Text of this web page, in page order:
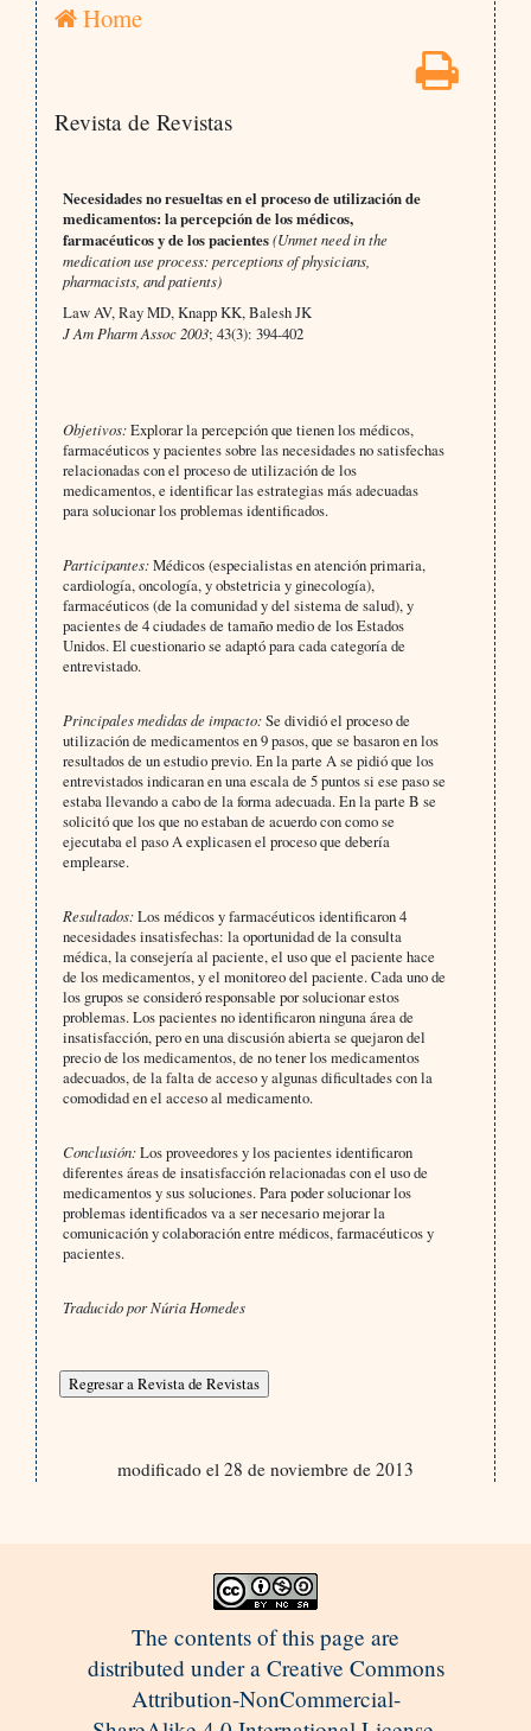
Home
Revista de Revistas
Necesidades no resueltas en el proceso de utilización de
medicamentos: la percepción de los médicos,
farmacéuticos y de los pacientes(Unmet need in the
medication use process: perceptions of physicians,
pharmacists, and patients)
Law AV, Ray MD, Knapp KK, Balesh JK
J Am Pharm Assoc 2003; 43(3): 394-402
Objetivos:Explorar la percepción que tienen los médicos,
farmacéuticos y pacientes sobre las necesidades no satisfechas
relacionadas con el proceso de utilización de los
medicamentos, e identificar las estrategias más adecuadas
para solucionar los problemas identificados.
Participantes:Médicos (especialistas en atención primaria,
cardiología, oncología, y obstetricia y ginecología),
farmacéuticos (de la comunidad y del sistema de salud), y
pacientes de 4 ciudades de tamaño medio de los Estados
Unidos. El cuestionario se adaptó para cada categoría de
entrevistado.
Principales medidas de impacto:Se dividió el proceso de
utilización de medicamentos en 9 pasos, que se basaron en los
resultados de un estudio previo. En la parte A se pidió que los
entrevistados indicaran en una escala de 5 puntos si ese paso se
estaba llevando a cabo de la forma adecuada. En la parte B se
solicitó que los que no estaban de acuerdo con como se
ejecutaba el paso A explicasen el proceso que debería
emplearse.
Resultados:Los médicos y farmacéuticos identificaron 4
necesidades insatisfechas: la oportunidad de la consulta
médica, la consejería al paciente, el uso que el paciente hace
de los medicamentos, y el monitoreo del paciente. Cada uno de
los grupos se consideró responsable por solucionar estos
problemas. Los pacientes no identificaron ninguna área de
insatisfacción, pero en una discusión abierta se quejaron del
precio de los medicamentos, de no tener los medicamentos
adecuados, de la falta de acceso y algunas dificultades con la
comodidad en el acceso al medicamento.
Conclusión:Los proveedores y los pacientes identificaron
diferentes áreas de insatisfacción relacionadas con el uso de
medicamentos y sus soluciones. Para poder solucionar los
problemas identificados va a ser necesario mejorar la
comunicación y colaboración entre médicos, farmacéuticos y
pacientes.
Traducido por Núria Homedes
modificado el 28 de noviembre de 2013
The contents of this page are
distributed under a Creative Commons
Attribution-NonCommercial-